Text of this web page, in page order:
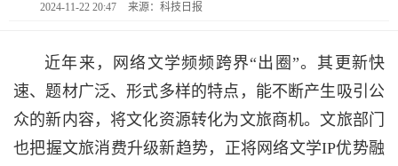
2024-11-22 20:47 来源：科技日报
近年来，网络文学频频跨界“出圈”。其更新快
速、题材广泛、形式多样的特点，能不断产生吸引公
众的新内容，将文化资源转化为文旅商机。文旅部门
也把握文旅消费升级新趋势，正将网络文学IP优势融